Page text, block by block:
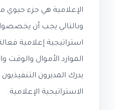
الإعلامية هي جزء حيوي
وبالتالي يجب أن يخصصوا
استراتيجية إعلامية
الموارد الأموال والوقت
يدرك المديرون
الاستراتيجية الإعلامية.